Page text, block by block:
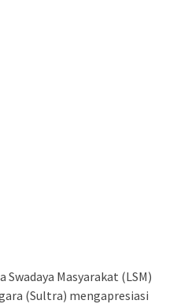
Swadaya Masyarakat (LSM)
(Sultra) mengapresiasi